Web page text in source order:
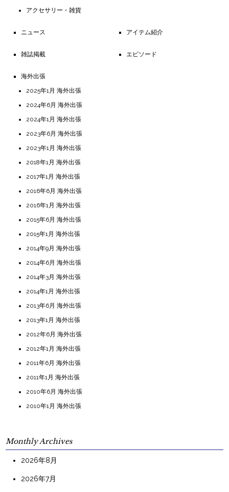
アクセサリー・雑貨
ニュース アイテム紹介
雑誌掲載 エピソード
海外出張
2025年1月 海外出張
2024年6月 海外出張
2024年1月 海外出張
2023年6月 海外出張
2023年1月 海外出張
2018年1月 海外出張
2017年1月 海外出張
2016年6月 海外出張
2016年1月 海外出張
2015年6月 海外出張
2015年1月 海外出張
2014年9月 海外出張
2014年6月 海外出張
2014年3月 海外出張
2014年1月 海外出張
2013年6月 海外出張
2013年1月 海外出張
2012年6月 海外出張
2012年1月 海外出張
2011年6月 海外出張
2011年1月 海外出張
2010年6月 海外出張
2010年1月 海外出張
Monthly Archives
2026年8月
2026年7月